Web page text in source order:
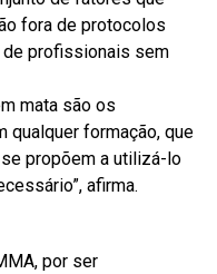
fora de protocolos
de profissionais sem
mata são os
formação, que
propõem a utilizá-lo
afirma.
por ser